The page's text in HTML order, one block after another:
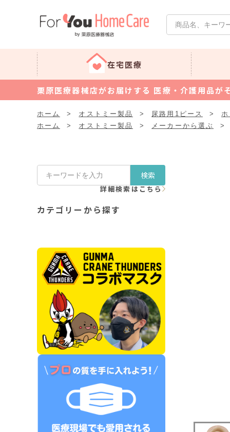
在宅医療
栗原医療器械店がお届けする 医療・介護用品が
ホーム > オストミー製品 > 尿路用1ピース > ホ
ホーム
> オストミー製品 > メーカーから選ぶ >
検索
詳細検索はこちら
カテゴリーから探す